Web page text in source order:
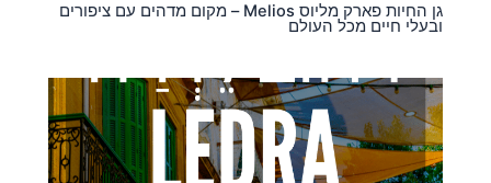
גן החיות פארק מליוס Melios – מקום מדהים עם ציפורים
ובעלי חיים מכל העולם